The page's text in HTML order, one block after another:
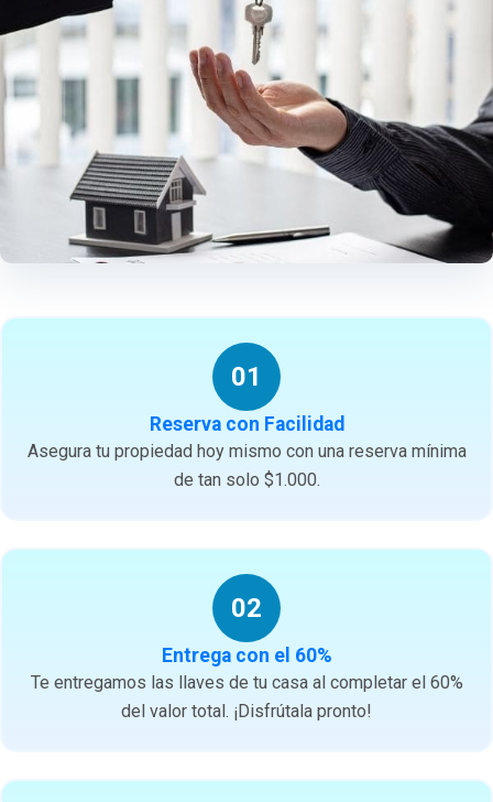
01
Reserva con Facilidad
Asegura tu propiedad hoy mismo con una reserva mínima
de tan solo $1.000.
02
Entrega con el 60%
Te entregamos las llaves de tu casa al completar el 60%
del valor total. ¡Disfrútala pronto!